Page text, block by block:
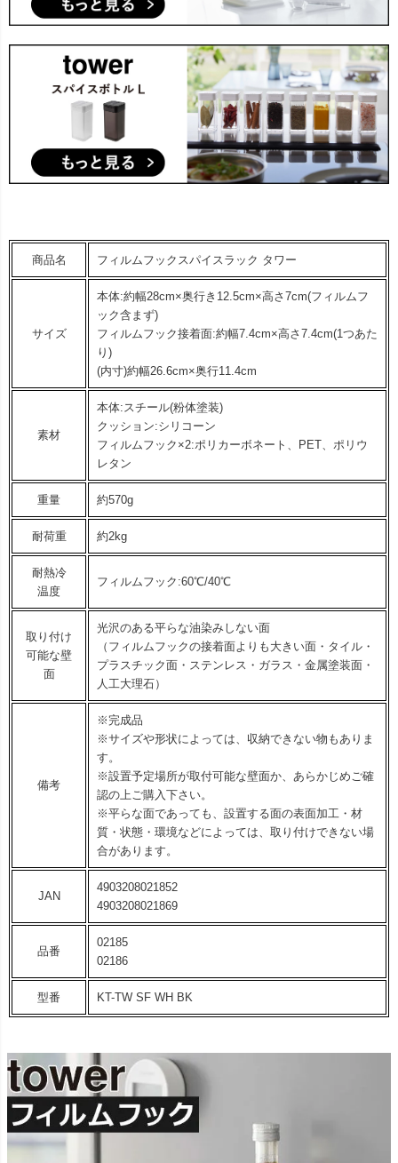
商品名 フィルムフックスパイスラック タワー
サイズ
本体:約幅28cm×奥行き12.5cm×高さ7cm(フィルムフ
ック含まず)
フィルムフック接着面:約幅7.4cm×高さ7.4cm(1つあた
り)
(内寸)約幅26.6cm×奥行11.4cm
素材
本体:スチール(粉体塗装)
クッション:シリコーン
フィルムフック×2:ポリカーボネート、PET、ポリウ
レタン
重量 約570g
耐荷重 約2kg
耐熱冷
温度
フィルムフック:60℃/40℃
取り付け
可能な壁
面
光沢のある平らな油染みしない面
（フィルムフックの接着面よりも大きい面・タイル・
プラスチック面・ステンレス・ガラス・金属塗装面・
人工大理石）
備考
※完成品
※サイズや形状によっては、収納できない物もありま
す。
※設置予定場所が取付可能な壁面か、あらかじめご確
認の上ご購入下さい。
※平らな面であっても、設置する面の表面加工・材
質・状態・環境などによっては、取り付けできない場
合があります。
JAN
4903208021852
4903208021869
品番
02185
02186
型番 KT-TW SF WH BK